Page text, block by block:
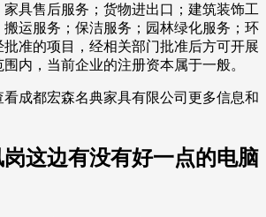
具售后服务；货物进出口；建筑装饰工
运服务；保洁服务；园林绿化服务；环
准的项目，经相关部门批准后方可开展
内，当前企业的注册资本属于一般。
成都宏森名典家具有限公司更多信息和
这边有没有好一点的电脑